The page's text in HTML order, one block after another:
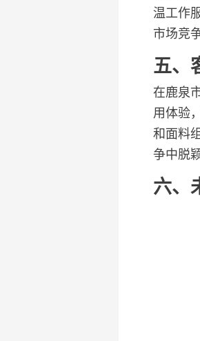
温工作
市场竞
五、
在鹿泉
用体验
和面料
争中脱
六、